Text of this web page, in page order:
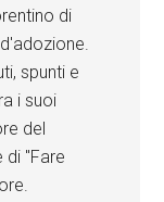
di
spunti e
i suoi
del
di "Fare